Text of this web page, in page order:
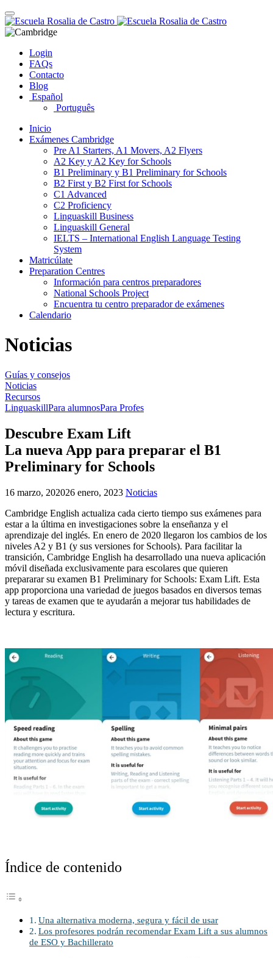
Skip
to
content
Toggle
navigation
Login
FAQs
Contacto
Blog
Español
Português
Inicio
Exámenes Cambridge
Pre A1 Starters, A1 Movers, A2 Flyers
A2 Key y A2 Key for Schools
B1 Preliminary y B1 Preliminary for Schools
B2 First y B2 First for Schools
C1 Advanced
C2 Proficiency
Linguaskill Business
Linguaskill General
IELTS – International English Language Testing
System
Matricúlate
Preparation Centres
Información para centros preparadores
National Schools Project
Encuentra tu centro preparador de exámenes
Calendario
Noticias
Guías y consejos
Noticias
Recursos
LinguaskillPara alumnosPara Profes
Descubre Exam Lift
La nueva App para preparar el B1
Preliminary for Schools
16 marzo, 202026 enero, 2023 Noticias
Cambridge English actualiza cada cierto tiempo sus exámenes para
estar a la última en investigaciones sobre la enseñanza y el
aprendizaje del inglés. En enero de 2020 llegaron los cambios de los
niveles A2 y B1 (y sus versiones for Schools). Para facilitar la
transición, Cambridge English ha desarrollado una nueva aplicación
móvil diseñada exclusivamente para escolares que quieren
prepararar su examen B1 Preliminary for Schools: Exam Lift. Esta
app proporciona una variedad de juegos basados en diversos temas
y tareas de examen que te ayudarán a mejorar tus habilidades de
lectura y escritura.
Índice de contenido
Una alternativa moderna, segura y fácil de usar
Los profesores podrán recomendar Exam Lift a sus alumnos
de ESO y Bachillerato